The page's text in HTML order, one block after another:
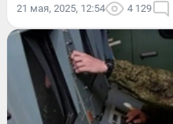
21 мая, 2025, 12:54 4 129